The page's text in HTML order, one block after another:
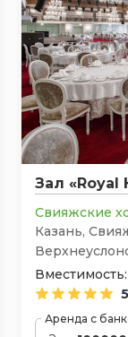
Зал «Royal
Свияжские
Казань,
Вместимость:
Аренда с